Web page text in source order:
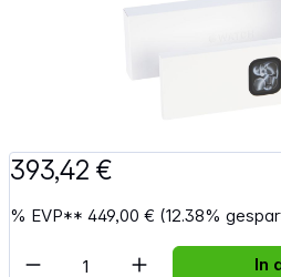
393,42 €
% EVP**449,00 € (12.38%
Artikel Anzahl: Gib In